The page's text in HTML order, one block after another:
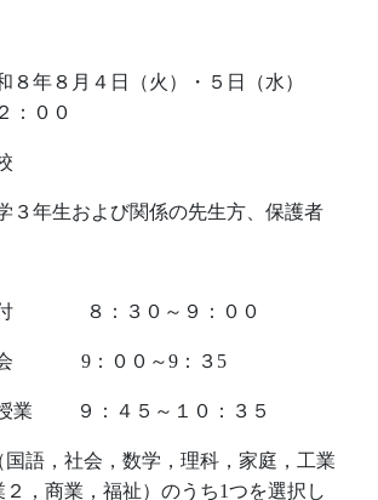
年８月４日（火）・５日（水）
：００
年生および関係の先生方、保護者
付 ８：３０～９：００
体会 9 ：００～9 ：３ 5
業 ９：４５～１０：３５
国語，社会，数学，理科，家庭，工業
２，商業，福祉）のうち1つを選択し